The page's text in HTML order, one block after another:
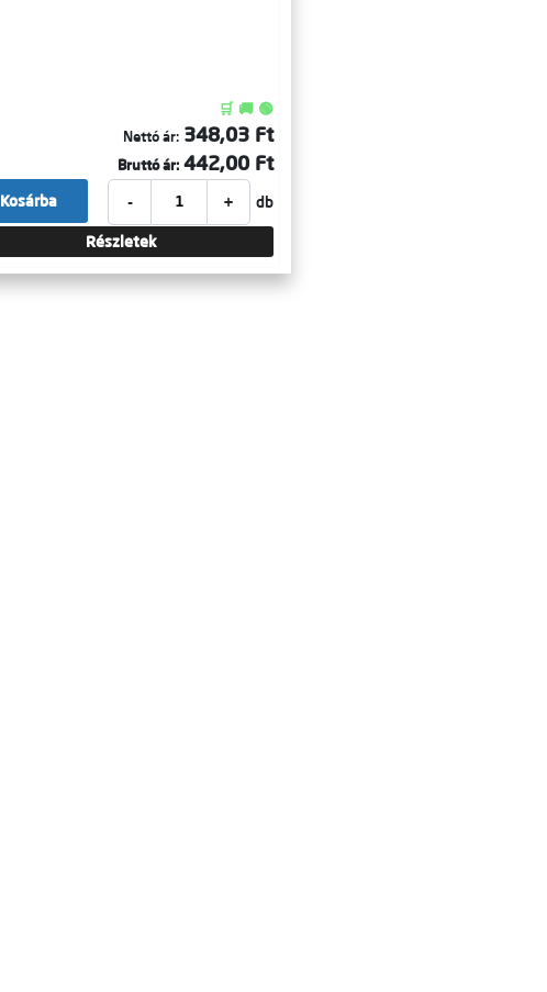
🛒 🚚 🟢
Nettó ár: 348,03 Ft
Bruttó ár: 442,00 Ft
- + db
Kosárba
Részletek